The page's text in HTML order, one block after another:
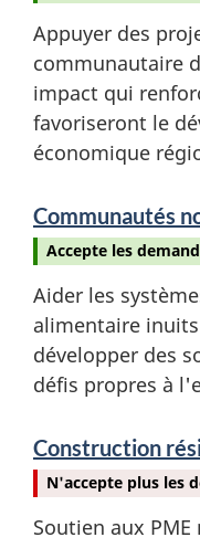
Appuyer des
communautaire
impact qui
favoriseront le
économique
Communautés
Accepte les
Aider les
alimentaire
développer des
défis propres à
Construction
N'accepte plus les
Soutien aux